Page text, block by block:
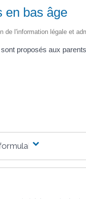
en bas âge
de l'information légale et
proposés aux